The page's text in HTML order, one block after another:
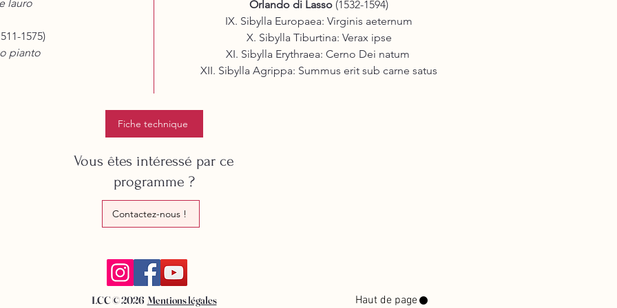
lauro
1575)
pianto
Orlando di Lasso (1532-1594)
IX. Sibylla Europaea: Virginis aeternum
X. Sibylla Tiburtina: Verax ipse
XI. Sibylla Erythraea: Cerno Dei natum
XII. Sibylla Agrippa: Summus erit sub carne satus
Fiche technique
Vous êtes intéressé par ce
programme ?
Contactez-nous !
LCC © 2026 Mentions légales Haut de page